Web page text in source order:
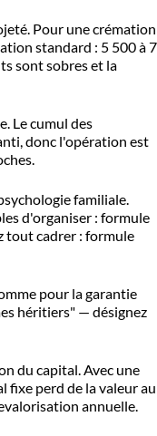
Pour une crémation
standard : 5 500 à 7
sont sobres et la
Le cumul des
donc l'opération est
familiale.
d'organiser : formule
tout cadrer : formule
pour la garantie
héritiers" — désignez
du capital. Avec une
fixe perd de la valeur au
annuelle.